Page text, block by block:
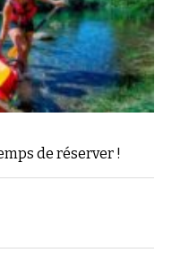
de réserver !